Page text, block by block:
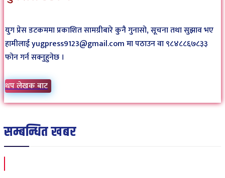
युग प्रेस डटकममा प्रकाशित सामग्रीबारे कुनै गुनासो, सूचना तथा सुझाव भए
हामीलाई yugpress9123@gmail.com मा पठाउन वा ९८४८८६७८३३
फोन गर्न सक्नुहुनेछ ।
थप लेखक बाट
सम्बन्धित खबर